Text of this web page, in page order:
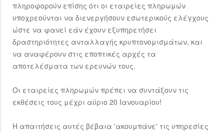
πληροφορούν επίσης ότι οι εταιρείες πληρωμών
υποχρεούνται να διενεργήσουν εσωτερικούς ελέγχους
ώστε να φανεί εάν έχουν εξυπηρετήσει
δραστηριότητες ανταλλαγής κρυπτονομισμάτων, και
να αναφέρουν στις εποπτικές αρχές τα
αποτελέσματα των ερευνών τους.
Οι εταιρείες πληρωμών πρέπει να συντάξουν τις
εκθέσεις τους μέχρι αύριο 20 Ιανουαρίου!
Η απαιτήσεις αυτές βέβαια 'ακουμπάνε' τις υπηρεσίες